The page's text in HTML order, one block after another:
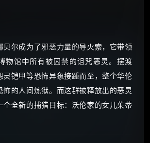
贝尔成为了邪恶力量的导火索，它带领
物馆中所有被囚禁的诅咒恶灵。摆渡
灵铠甲等恐怖异象接踵而至，整个华伦
怖的人间炼狱。而这群被释放出的恶灵
个全新的捕猎目标：沃伦家的女儿茱蒂